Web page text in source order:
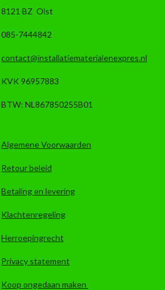
8121 BZ Olst
085-7444842
contact@installatiematerialenexpres.nl
KVK 96957883
BTW: NL867850255B01
Algemene Voorwaarden
Retour beleid
Betaling en levering
Klachtenregeling
Herroepingrecht
Privacy statement
Koop ongedaan maken